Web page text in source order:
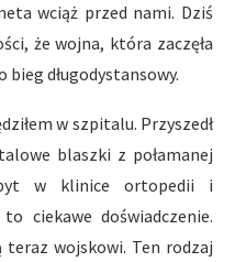
wciąż przed nami. Dziś
że wojna, która zaczęła
długodystansowy.
w szpitalu. Przyszedł
blaszki z połamanej
w klinice ortopedii i
ciekawe doświadczenie.
wojskowi. Ten rodzaj